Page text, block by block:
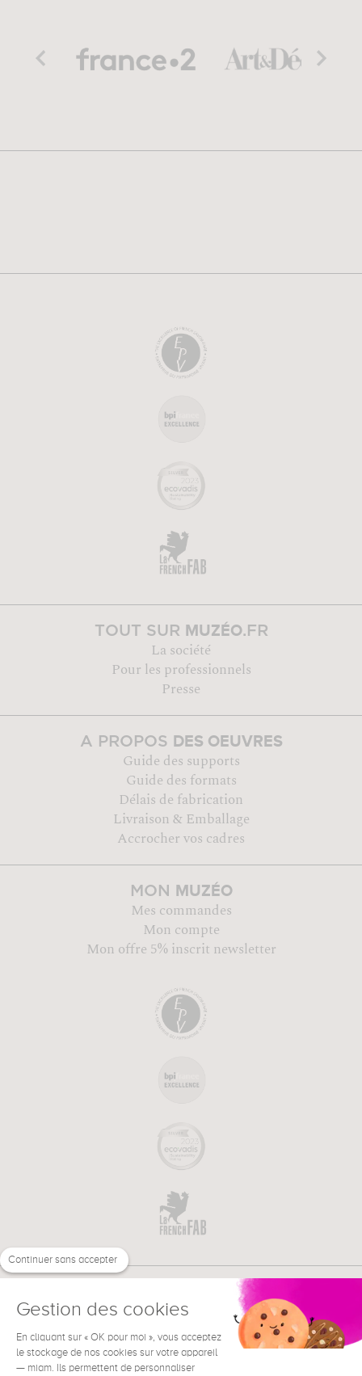
TOUT SUR MUZÉO.FR
La société
Pour les professionnels
Presse
A PROPOS DES OEUVRES
Guide des supports
Guide des formats
Délais de fabrication
Livraison & Emballage
Accrocher vos cadres
MON MUZÉO
Mes commandes
Mon compte
Mon offre 5% inscrit newsletter
BESOIN D'AIDE ?
Continuer sans accepter
Gestion des cookies
En cliquant sur « OK pour moi », vous acceptez
le stockage de nos cookies sur votre appareil
— miam. Ils permettent de personnaliser